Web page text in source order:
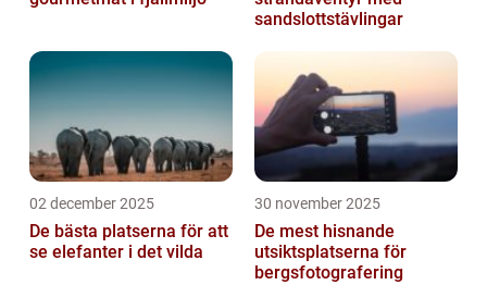
sandslottstävlingar
02 december 2025
De bästa platserna för att
se elefanter i det vilda
30 november 2025
De mest hisnande
utsiktsplatserna för
bergsfotografering